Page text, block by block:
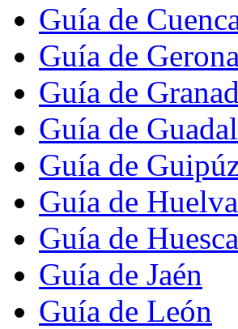
Guía de
Guía de Gerona
Guía de
Guía de
Guía de
Guía de Huelva
Guía de Huesca
Guía de Jaén
Guía de León